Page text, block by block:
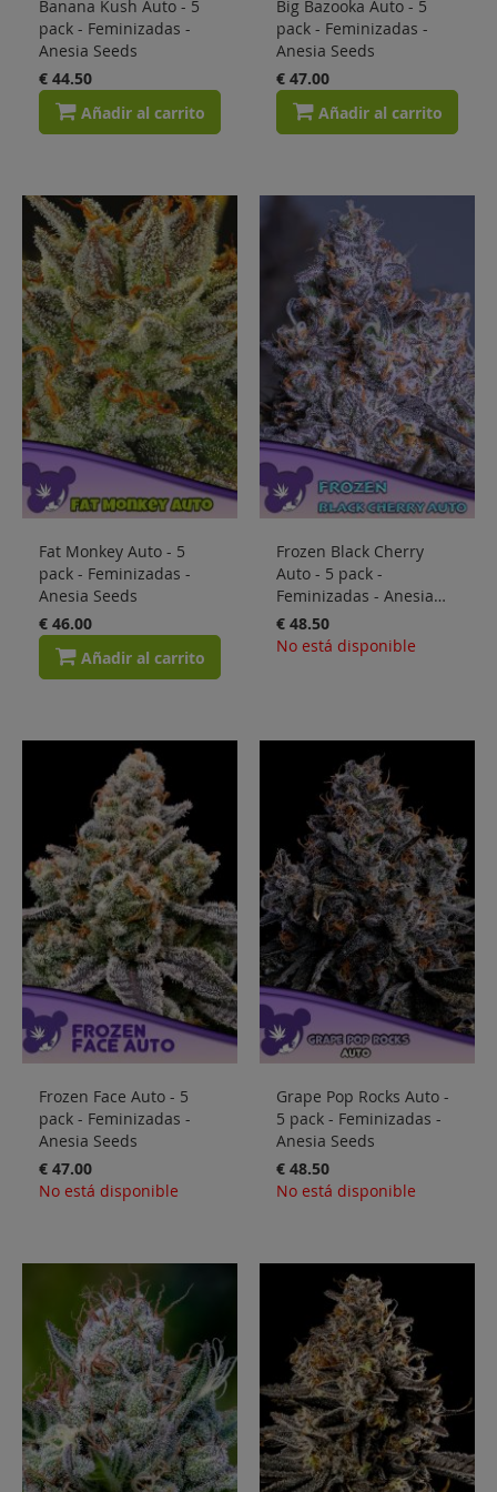
Banana Kush Auto - 5
pack - Feminizadas -
Anesia Seeds
€ 44.50
Añadir al carrito
Big Bazooka Auto - 5
pack - Feminizadas -
Anesia Seeds
€ 47.00
Añadir al carrito
Fat Monkey Auto - 5
pack - Feminizadas -
Anesia Seeds
€ 46.00
Añadir al carrito
Frozen Black Cherry
Auto - 5 pack -
Feminizadas - Anesia
Seeds
€ 48.50
No está disponible
Frozen Face Auto - 5
pack - Feminizadas -
Anesia Seeds
€ 47.00
No está disponible
Grape Pop Rocks Auto -
5 pack - Feminizadas -
Anesia Seeds
€ 48.50
No está disponible